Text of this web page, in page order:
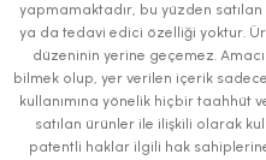
Ürün açıklamasında eksik bilgiler
Ürün bilgilerinde hatalar bulunuyor.
Ürün fiyatı diğer sitelerden daha
Bu ürüne benzer farklı alternatifler
yapmamaktadır, bu yüzden
ya da tedavi edici özelliği yoktur.
düzeninin yerine geçemez.
bilmek olup, yer verilen içerik
kullanımına yönelik hiçbir taahhüt
satılan ürünler ile ilişkili olarak
patentli haklar ilgili hak sahiplerine